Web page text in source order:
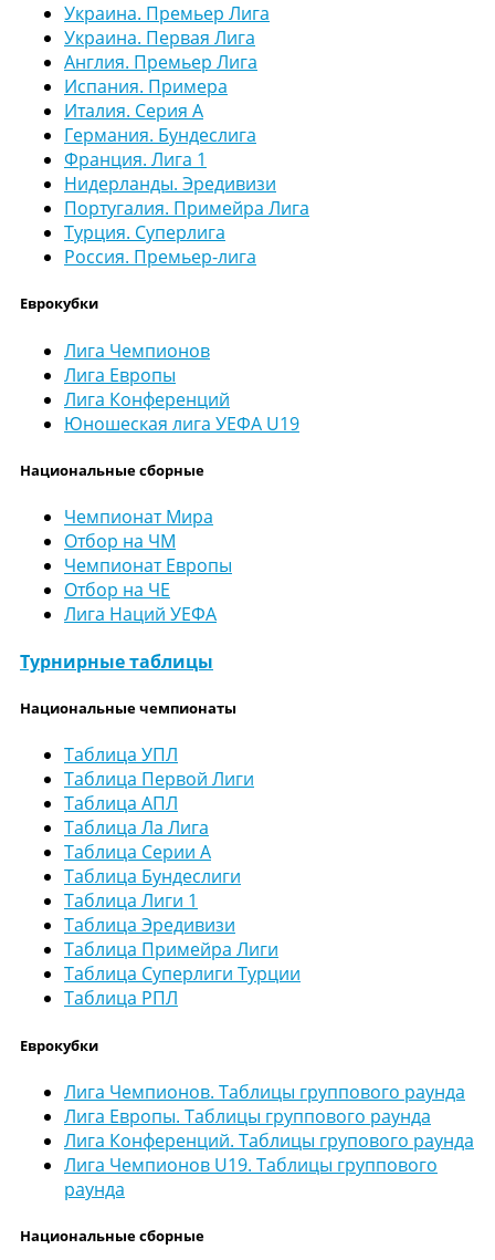
Украина. Премьер Лига
Украина. Первая Лига
Англия. Премьер Лига
Испания. Примера
Италия. Серия А
Германия. Бундеслига
Франция. Лига 1
Нидерланды. Эредивизи
Португалия. Примейра Лига
Турция. Суперлига
Россия. Премьер-лига
Еврокубки
Лига Чемпионов
Лига Европы
Лига Конференций
Юношеская лига УЕФА U19
Национальные сборные
Чемпионат Мира
Отбор на ЧМ
Чемпионат Европы
Отбор на ЧЕ
Лига Наций УЕФА
Турнирные таблицы
Национальные чемпионаты
Таблица УПЛ
Таблица Первой Лиги
Таблица АПЛ
Таблица Ла Лига
Таблица Серии А
Таблица Бундеслиги
Таблица Лиги 1
Таблица Эредивизи
Таблица Примейра Лиги
Таблица Суперлиги Турции
Таблица РПЛ
Еврокубки
Лига Чемпионов. Таблицы группового раунда
Лига Европы. Таблицы группового раунда
Лига Конференций. Таблицы групового раунда
Лига Чемпионов U19. Таблицы группового
раунда
Национальные сборные